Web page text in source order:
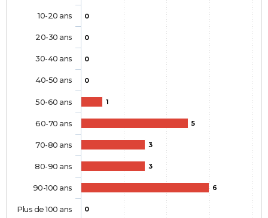
0
0
0
0
1
5
3
3
6
0
10-20 ans
20-30 ans
30-40 ans
40-50 ans
50-60 ans
60-70 ans
70-80 ans
80-90 ans
90-100 ans
Plus de 100 ans